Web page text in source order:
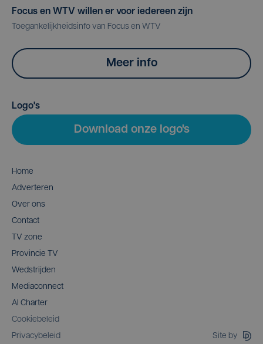
Focus en WTV willen er voor iedereen zijn
Toegankelijkheidsinfo van Focus en WTV
Meer info
Logo's
Download onze logo's
Home
Adverteren
Over ons
Contact
TV zone
Provincie TV
Wedstrijden
Mediaconnect
AI Charter
Cookiebeleid
Privacybeleid
Site by